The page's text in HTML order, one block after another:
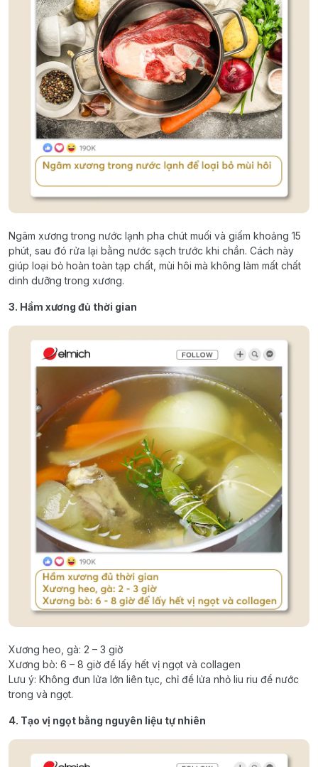
Ngâm xương trong nước lạnh pha chút muối và giấm khoảng 15
phút, sau đó rửa lại bằng nước sạch trước khi chần. Cách này
giúp loại bỏ hoàn toàn tạp chất, mùi hôi mà không làm mất chất
dinh dưỡng trong xương.
3. Hầm xương đủ thời gian
Xương heo, gà: 2 – 3 giờ
Xương bò: 6 – 8 giờ để lấy hết vị ngọt và collagen
Lưu ý: Không đun lửa lớn liên tục, chỉ để lửa nhỏ liu riu để nước
trong và ngọt.
4. Tạo vị ngọt bằng nguyên liệu tự nhiên